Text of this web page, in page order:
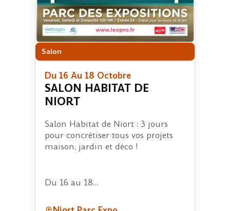
Salon
Du 16 Au 18 Octobre
SALON HABITAT DE
NIORT
Salon Habitat de Niort : 3 jours
pour concrétiser tous vos projets
maison, jardin et déco !
Du 16 au 18…